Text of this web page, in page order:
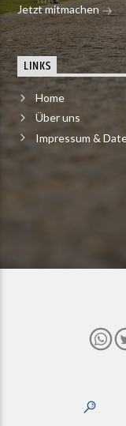
Jetzt mitmachen
LINKS
Home
Über uns
Impressum &